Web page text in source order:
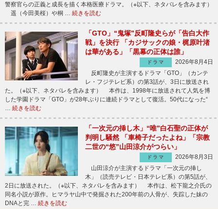
警察官らの正義と成長を描く本格医療ドラマ。（※以下、ネタバレを含みます）
遥（今田美桜）や桐 … 続きを読む
「GTO」“鬼塚”反町隆史らが「告白大作
戦」を決行 「カジサックの娘・梶原叶渚
は華がある」「黒幕の正体は誰」
ドラマ
2026年8月4日
反町隆史が主演するドラマ「GTO」（カンテ
レ・フジテレビ系）の第3話が、3日に放送され
た。（※以下、ネタバレを含みます） 本作は、1998年に放送されて人気を博
した学園ドラマ「GTO」が28年ぶりに連続ドラマとして復活。50代になった“
… 続きを読む
「一次元の挿し木」“唯”白石聖の正体が
判明し騒然 「車椅子だったよね」「宗教
二世の“悠”山田涼介がつらい」
ドラマ
2026年8月3日
山田涼介が主演するドラマ「一次元の挿し
木」（読売テレビ・日本テレビ系）の第5話が、
2日に放送された。（※以下、ネタバレを含みます） 本作は、松下龍之介氏の
同名小説が原作。ヒマラヤ山中で発掘された200年前の人骨が、失踪した妹の
DNAと完 … 続きを読む